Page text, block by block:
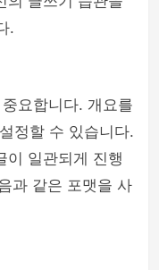
.
중요합니다. 개요를
정할 수 있습니다.
이 일관되게 진행
과 같은 포맷을 사